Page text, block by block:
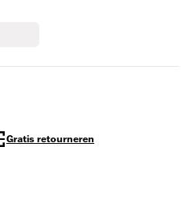
Gratis retourneren